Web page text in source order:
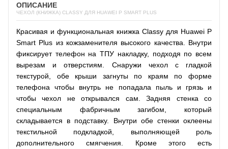
ОПИСАНИЕ
ЧЕХОЛ (КНИЖКА) CLASSY ДЛЯ HUAWEI P SMART PLUS
Красивая и функциональная книжка Classy для Huawei P
Smart Plus из кожзаменителя высокого качества. Внутри
фиксирует телефон на ТПУ накладку, подходя по всем
вырезам и отверстиям. Снаружи чехол с гладкой
текстурой, обе крыши загнуты по краям по форме
телефона чтобы внутрь не попадала пыль и грязь и
чтобы чехол не открывался сам. Задняя стенка со
специальным фабричным загибом, который
складывается в подставку. Внутри обе стенки оклеены
текстильной подкладкой, выполняющей роль
дополнительного смягчения. Кроме этого есть